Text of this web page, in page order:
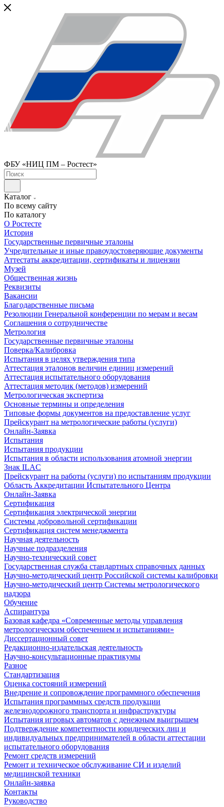
ФБУ «НИЦ ПМ – Ростест»
Каталог
По всему сайту
По каталогу
О Ростесте
История
Государственные первичные эталоны
Учредительные и иные правоудостоверяющие документы
Аттестаты аккредитации, сертификаты и лицензии
Музей
Общественная жизнь
Реквизиты
Вакансии
Благодарственные письма
Резолюции Генеральной конференции по мерам и весам
Соглашения о сотрудничестве
Метрология
Государственные первичные эталоны
Поверка/Калибровка
Испытания в целях утверждения типа
Аттестация эталонов величин единиц измерений
Аттестация испытательного оборудования
Аттестация методик (методов) измерений
Метрологическая экспертиза
Основные термины и определения
Типовые формы документов на предоставление услуг
Прейскурант на метрологические работы (услуги)
Онлайн-Заявка
Испытания
Испытания продукции
Испытания в области использования атомной энергии
Знак ILAC
Прейскурант на работы (услуги) по испытаниям продукции
Область Аккредитации Испытательного Центра
Онлайн-Заявка
Сертификация
Сертификация электрической энергии
Системы добровольной сертификации
Сертификация систем менеджмента
Научная деятельность
Научные подразделения
Научно-технический совет
Государственная служба стандартных справочных данных
Научно-методический центр Российской системы калибровки
Научно-методический центр Системы метрологического
надзора
Обучение
Аспирантура
Базовая кафедра «Современные методы управления
метрологическим обеспечением и испытаниями»
Диссертационный совет
Редакционно-издательская деятельность
Научно-консультационные практикумы
Разное
Стандартизация
Оценка состояний измерений
Внедрение и сопровождение программного обеспечения
Испытания программных средств продукции
железнодорожного транспорта и инфраструктуры
Испытания игровых автоматов с денежным выигрышем
Подтверждение компетентности юридических лиц и
индивидуальных предпринимателей в области аттестации
испытательного оборудования
Ремонт средств измерений
Ремонт и техническое обслуживание СИ и изделий
медицинской техники
Онлайн-заявка
Контакты
Руководство